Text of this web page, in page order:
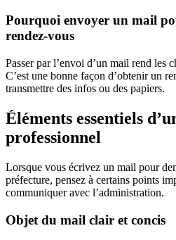
Pourquoi envoyer un mail
rendez-vous
Passer par l’envoi d’un mail rend les
C’est une bonne façon d’obtenir un
transmettre des infos ou des papiers.
Éléments essentiels
professionnel
Lorsque vous écrivez un mail pour
préfecture, pensez à certains points
communiquer avec l’administration.
Objet du mail clair et concis